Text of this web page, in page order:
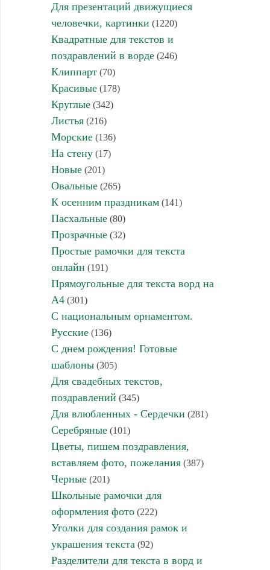
Для презентаций движущиеся
человечки, картинки (1220)
Квадратные для текстов и
поздравлений в ворде(246)
Клиппарт(70)
Красивые(178)
Круглые(342)
Листья(216)
Морские(136)
На стену(17)
Новые(201)
Овальные(265)
К осенним праздникам(141)
Пасхальные(80)
Прозрачные(32)
Простые рамочки для текста
онлайн (191)
Прямоугольные для текста ворд на
А4(301)
С национальным орнаментом.
Русские(136)
С днем рождения! Готовые
шаблоны(305)
Для свадебных текстов,
поздравлений (345)
Для влюбленных - Сердечки (281)
Серебряные(101)
Цветы, пишем поздравления,
вставляем фото, пожелания(387)
Черные(201)
Школьные рамочки для
оформления фото(222)
Уголки для создания рамок и
украшения текста (92)
Разделители для текста в ворд и